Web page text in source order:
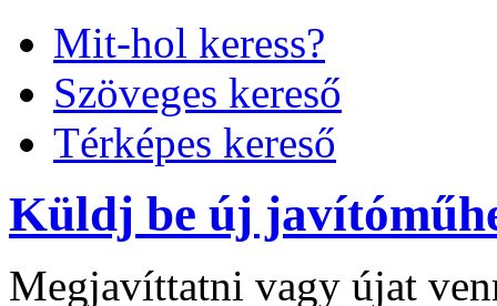
Mit-hol keress?
Szöveges kereső
Térképes kereső
Küldj be új
Megjavíttatni vagy újat